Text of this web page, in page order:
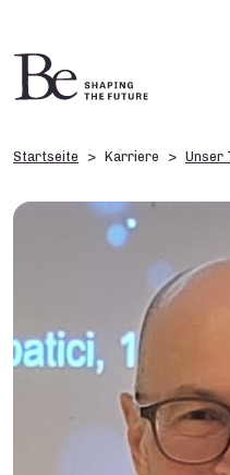
Startseite Karriere Unser